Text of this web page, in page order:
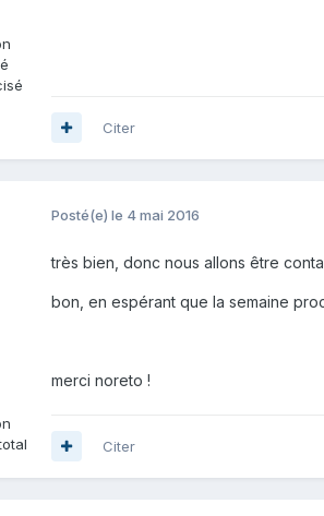
Citer
Posté(e) le 4 mai 2016
très bien, donc nous allons être
bon, en espérant que la semaine
merci noreto !
Citer